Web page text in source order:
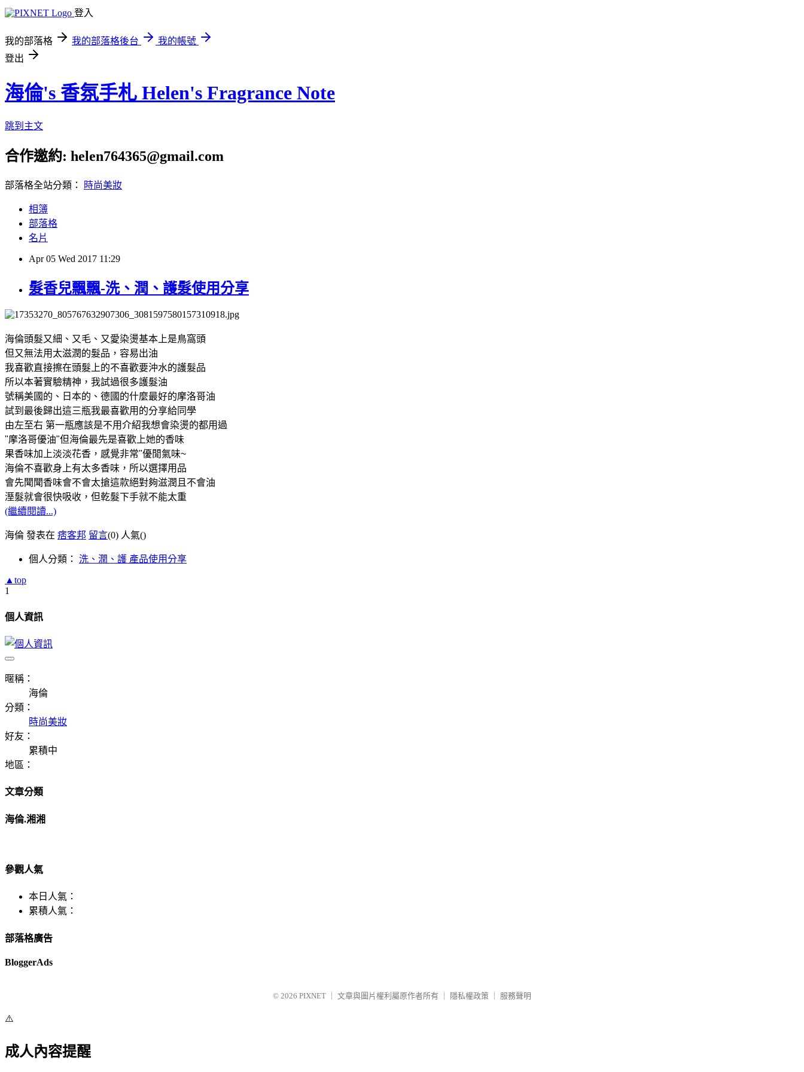
登入
我的部落格 我的部落格後台
我的帳號
登出
海倫's 香氛手札 Helen's Fragrance Note
跳到主文
合作邀約: helen764365@gmail.com
部落格全站分類： 時尚美妝
相簿
部落格
名片
Apr 05 Wed 2017 11:29
髮香兒飄飄-洗、潤、護髮使用分享
海倫頭髮又細、又毛、又愛染燙基本上是鳥窩頭
但又無法用太滋潤的髮品，容易出油
我喜歡直接擦在頭髮上的不喜歡要沖水的護髮品
所以本著實驗精神，我試過很多護髮油
號稱美國的、日本的、德國的什麼最好的摩洛哥油
試到最後歸出這三瓶我最喜歡用的分享給同學
由左至右 第一瓶應該是不用介紹我想會染燙的都用過
"摩洛哥優油"但海倫最先是喜歡上她的香味
果香味加上淡淡花香，感覺非常"優閒氣味~
海倫不喜歡身上有太多香味，所以選擇用品
會先聞聞香味會不會太搶這款絕對夠滋潤且不會油
溼髮就會很快吸收，但乾髮下手就不能太重
(繼續閱讀...)
海倫 發表在 痞客邦 留言(0) 人氣()
個人分類： 洗、潤、護 產品使用分享
▲top
1
個人資訊
暱稱：
海倫
分類：
時尚美妝
好友：
累積中
地區：
文章分類
海倫.湘湘
參觀人氣
本日人氣：
累積人氣：
部落格廣告
BloggerAds
© 2026 PIXNET 文章與圖片權利屬原作者所有 隱私權政策 服務聲明
⚠️
成人內容提醒